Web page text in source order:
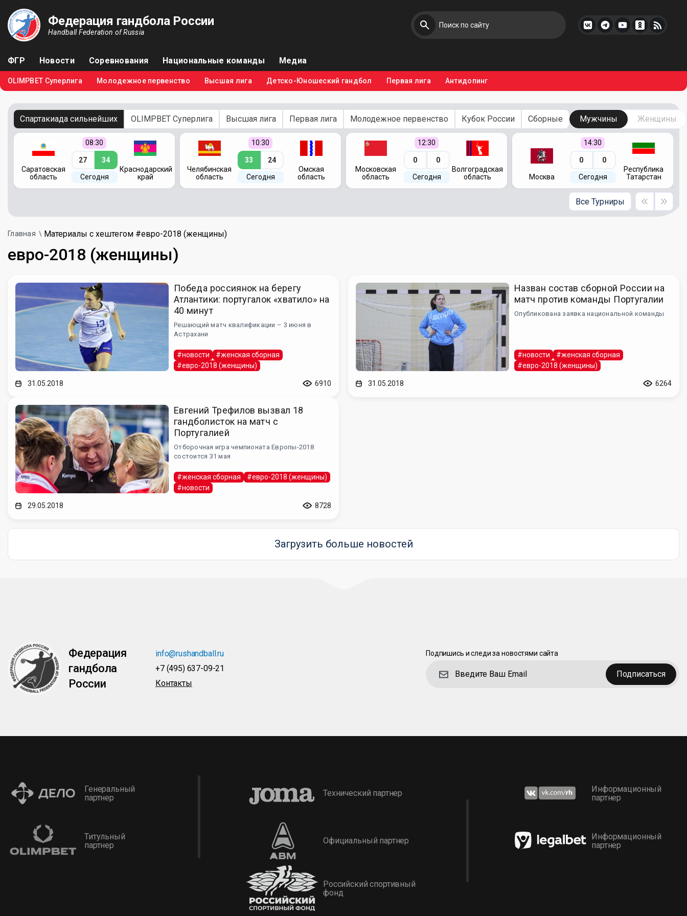
Федерация гандбола России
Handball Federation of Russia
ФГР Новости Соревнования Национальные команды Медиа
OLIMPBET Суперлига Молодежное первенство Высшая лига Детско-Юношеский гандбол Первая лига Антидопинг
Спартакиада сильнейших OLIMPBET Суперлига Высшая лига Первая лига Молодежное первенство Кубок России Сборные Мужчины Женщины
Саратовская
область
08:30
27 34
Сегодня
Краснодарский
край
Челябинская
область
10:30
33 24
Сегодня
Омская
область
Московская
область
12:30
0 0
Сегодня
Волгоградская
область
Москва
14:30
0 0
Сегодня
Республика
Татарстан
Все Турниры
Главная Материалы с хештегом #евро-2018 (женщины)
евро-2018 (женщины)
Победа россиянок на берегу
Атлантики: португалок «хватило» на
40 минут
Решающий матч квалификации – 3 июня в
Астрахани
#новости
#женская сборная
#евро-2018 (женщины)
31.05.2018 6910
Назван состав сборной России на
матч против команды Португалии
Опубликована заявка национальной команды
#новости
#женская сборная
#евро-2018 (женщины)
31.05.2018 6264
Евгений Трефилов вызвал 18
гандболисток на матч с
Португалией
Отборочная игра чемпионата Европы-2018
состоится 31 мая
#женская сборная
#евро-2018 (женщины)
#новости
29.05.2018 8728
Загрузить больше новостей
Федерация
гандбола
России
info@rushandball.ru
+7 (495) 637-09-21
Контакты
Подпишись и следи за новостями сайта
Подписаться
Генеральный
партнер
Титульный
партнер
Технический партнер
Официальный партнер
Российский спортивный
фонд
Информационный
партнер
Информационный
партнер